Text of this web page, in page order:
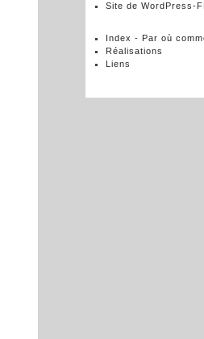
Site de WordPress-
Index - Par où
Réalisations
Liens